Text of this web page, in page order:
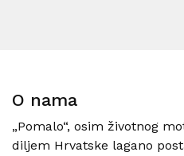
O nama
„Pomalo“, osim životnog
diljem Hrvatske lagano